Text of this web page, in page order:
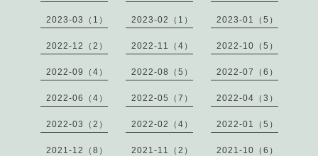
2023-03（1） 2023-02（1） 2023-01（5）
2022-12（2） 2022-11（4） 2022-10（5）
2022-09（4） 2022-08（5） 2022-07（6）
2022-06（4） 2022-05（7） 2022-04（3）
2022-03（2） 2022-02（4） 2022-01（5）
2021-12（8） 2021-11（2） 2021-10（6）